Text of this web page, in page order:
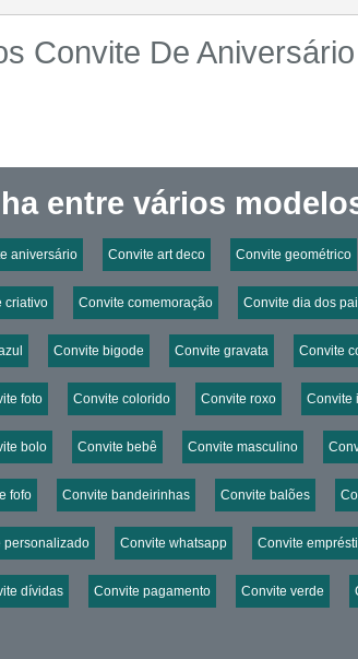
Convite De
entre vários
aniversário Convite art deco Convite geométrico
criativo Convite comemoração Convite dia dos
Convite bigode Convite gravata Convite
foto Convite colorido Convite roxo Convite
bolo Convite bebê Convite masculino
fofo Convite bandeirinhas Convite balões
personalizado Convite whatsapp Convite
dívidas Convite pagamento Convite verde